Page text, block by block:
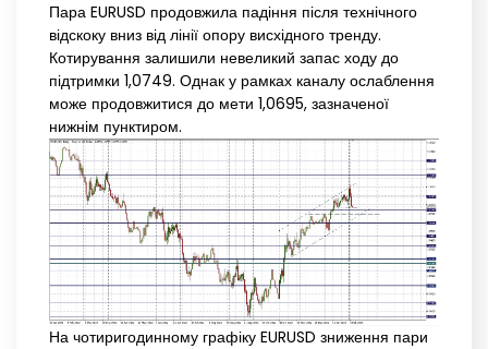
Пара EURUSD продовжила падіння після технічного
відскоку вниз від лінії опору висхідного тренду.
Котирування залишили невеликий запас ходу до
підтримки 1,0749. Однак у рамках каналу ослаблення
може продовжитися до мети 1,0695, зазначеної
нижнім пунктиром.
На чотиригодинному графіку EURUSD зниження пари